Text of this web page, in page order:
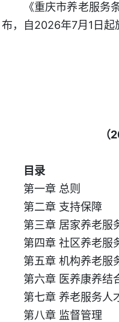
《重庆市养老服
布，自2026年7月1日起
目录
第一章 总则
第二章 支持保障
第三章 居家养老服
第四章 社区养老服
第五章 机构养老服
第六章 医养康养结
第七章 养老服务人
第八章 监督管理